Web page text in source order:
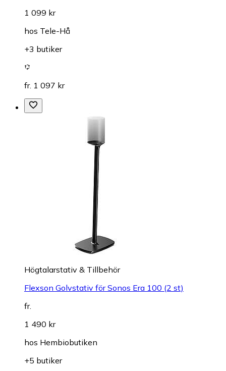
1 099 kr
hos Tele-Hå
+3 butiker
fr. 1 097 kr
Högtalarstativ & Tillbehör
Flexson Golvstativ för Sonos Era 100 (2 st)
fr.
1 490 kr
hos Hembiobutiken
+5 butiker